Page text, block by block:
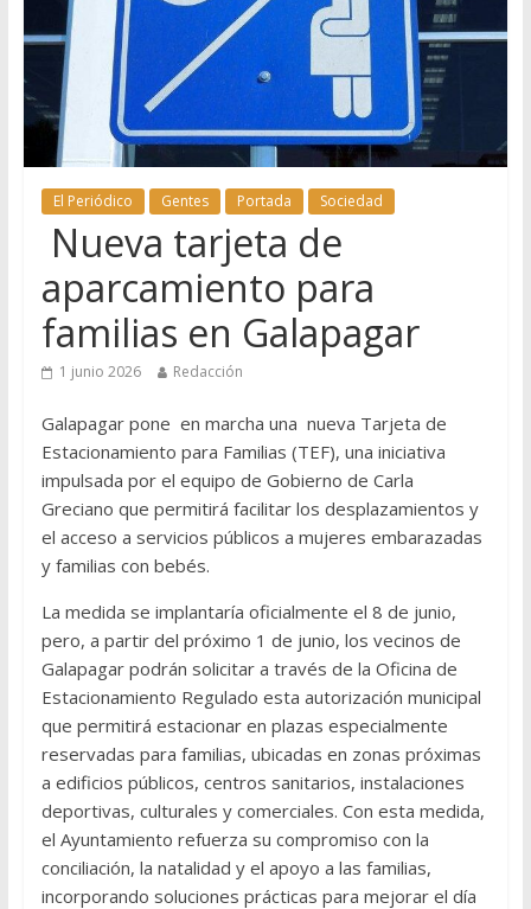
El Periódico Gentes Portada Sociedad
Nueva tarjeta de
aparcamiento para
familias en Galapagar
1 junio 2026 Redacción
Galapagar pone en marcha una nueva Tarjeta de
Estacionamiento para Familias (TEF), una iniciativa
impulsada por el equipo de Gobierno de Carla
Greciano que permitirá facilitar los desplazamientos y
el acceso a servicios públicos a mujeres embarazadas
y familias con bebés.
La medida se implantaría oficialmente el 8 de junio,
pero, a partir del próximo 1 de junio, los vecinos de
Galapagar podrán solicitar a través de la Oficina de
Estacionamiento Regulado esta autorización municipal
que permitirá estacionar en plazas especialmente
reservadas para familias, ubicadas en zonas próximas
a edificios públicos, centros sanitarios, instalaciones
deportivas, culturales y comerciales. Con esta medida,
el Ayuntamiento refuerza su compromiso con la
conciliación, la natalidad y el apoyo a las familias,
incorporando soluciones prácticas para mejorar el día